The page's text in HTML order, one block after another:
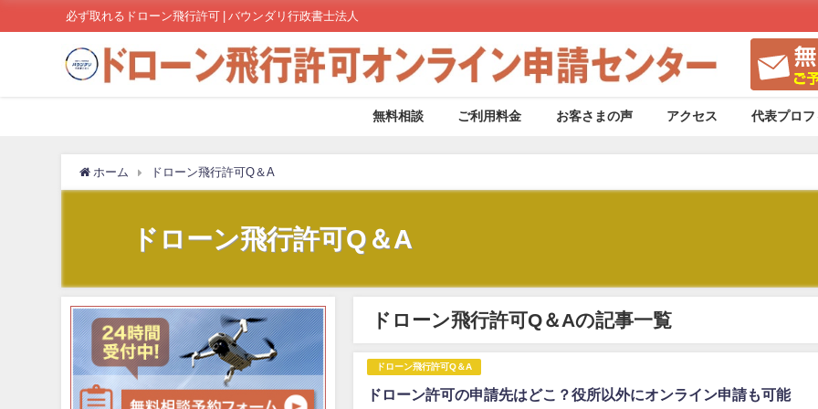
必ず取れるドローン飛行許可 | バウンダリ行政書士法人
無料相談 ご利用料金 お客さまの声 アクセス 代表プロ
ホーム ドローン飛行許可Q＆A
ドローン飛行許可Q＆A
ドローン飛行許可Q＆Aの記事一覧
ドローン飛行許可Q＆A
ドローン許可の申請先はどこ？役所以外にオンライン申請も可能